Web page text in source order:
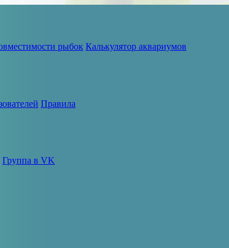
рыбок Калькулятор аквариумов
Правила
Группа в VK